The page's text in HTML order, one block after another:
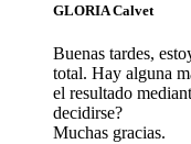
GLORIA Calvet
Buenas tardes,
total. Hay alguna
el resultado
decidirse?
Muchas gracias.